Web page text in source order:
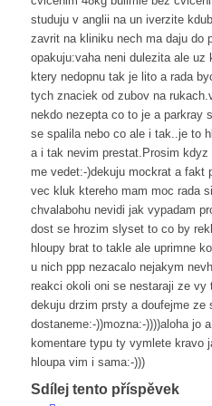
studuju v anglii na un iverzite
zavrit na kliniku nech ma daju do
opakuju:vaha neni dulezita ale
ktery nedopnu tak je lito a rada
tych znaciek od zubov na
nekdo nezepta co to je a parkray
se spalila nebo co ale i tak..je to
a i tak nevim prestat.Prosim
me vedet:-)dekuju mockrat a fakt
vec kluk ktereho mam moc rada
chvalabohu nevidi jak vypadam
dost se hrozim slyset to co by
hloupy brat to takle ale uprimne
u nich ppp nezacalo nejakym
reakci okoli oni se nestaraji ze
dekuju drzim prsty a doufejme ze
dostaneme:-))mozna:-))))aloha jo
komentare typu ty vymlete kravo
hloupa vim i sama:-)))
Sdílej tento příspěvek